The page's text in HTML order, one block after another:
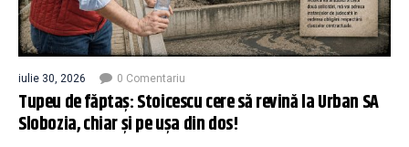
iulie 30, 2026 0 Comentariu
Tupeu de făptaș: Stoicescu cere să revină la Urban SA
Slobozia, chiar și pe ușa din dos!